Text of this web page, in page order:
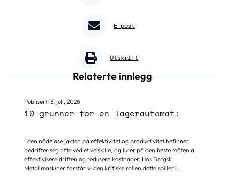
E-post
Utskrift
Relaterte innlegg
Publisert: 3. juli, 2026
10 grunner for en lagerautomat:
I den nådeløse jakten på effektivitet og produktivitet befinner
bedrifter seg ofte ved et veiskille, og lurer på den beste måten å
effektivisere driften og redusere kostnader. Hos Bergsli
Metallmaskiner forstår vi den kritiske rollen dette spiller i